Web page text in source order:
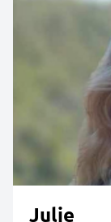
Julie